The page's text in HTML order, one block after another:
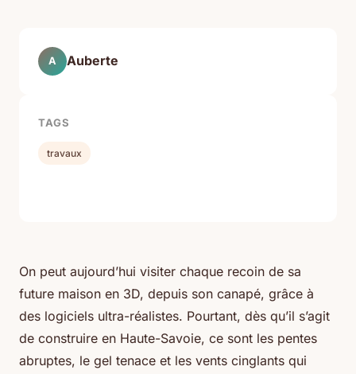
On peut aujourd’hui visiter chaque recoin de sa
future maison en 3D, depuis son canapé, grâce à
des logiciels ultra-réalistes. Pourtant, dès qu’il s’agit
de construire en Haute-Savoie, ce sont les pentes
abruptes, le gel tenace et les vents cinglants qui
A Auberte
TAGS
travaux